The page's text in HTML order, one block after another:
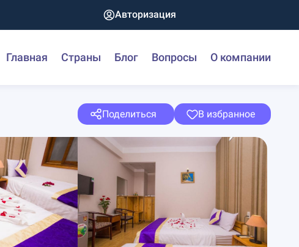
Авторизация
Главная Страны Блог Вопросы О компании
Поделиться В избранное